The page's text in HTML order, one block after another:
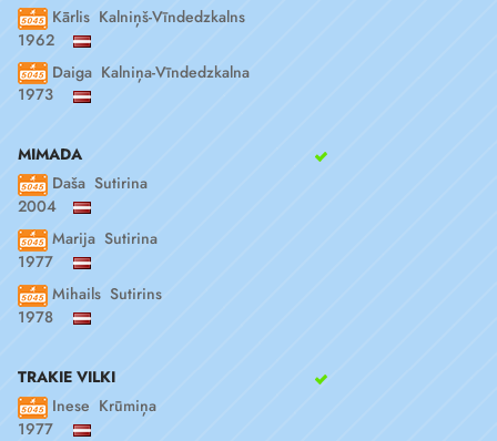
Kārlis Kalniņš-Vīndedzkalns
1962
Daiga Kalniņa-Vīndedzkalna
1973
MIMADA
Daša Sutirina
2004
Marija Sutirina
1977
Mihails Sutirins
1978
TRAKIE VILKI
Inese Krūmiņa
1977